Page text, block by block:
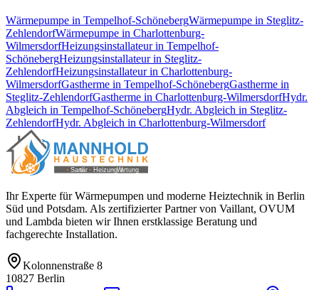
Wärmepumpe in Tempelhof-SchönebergWärmepumpe in Steglitz-
ZehlendorfWärmepumpe in Charlottenburg-
WilmersdorfHeizungsinstallateurin Tempelhof-
SchönebergHeizungsinstallateurin Steglitz-
ZehlendorfHeizungsinstallateurin Charlottenburg-
WilmersdorfGastherme in Tempelhof-SchönebergGastherme in
Steglitz-ZehlendorfGastherme in Charlottenburg-WilmersdorfHydr.
Abgleich in Tempelhof-SchönebergHydr. Abgleich in Steglitz-
ZehlendorfHydr. Abgleich in Charlottenburg-Wilmersdorf
Ihr Experte für Wärmepumpen und moderne Heiztechnik in Berlin
Süd und Potsdam. Als zertifizierter Partner von Vaillant, OVUM
und Lambda bieten wir Ihnen erstklassige Beratung und
fachgerechte Installation.
Kolonnenstraße 8
10827 Berlin